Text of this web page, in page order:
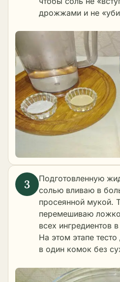
дрожжами и не
Подготовленную
солью вливаю в
просеянной мукой.
перемешиваю
всех ингредиентов
На этом этапе
в один комок без